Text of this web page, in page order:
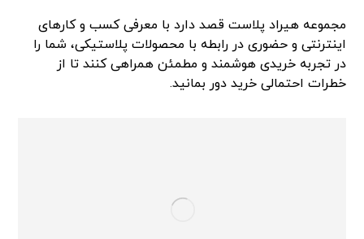
مجموعه هیراد پلاست قصد دارد با معرفی کسب و کارهای
اینترنتی و حضوری در رابطه با محصولات پلاستیکی، شما را
در تجربه خریدی هوشمند و مطمئن همراهی کنند تا از
خطرات احتمالی خرید دور بمانید.